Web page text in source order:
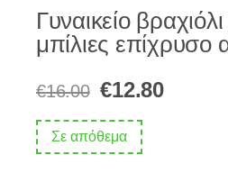
Γυναικείο
μπίλιες επίχρυσο
€16.00 Original
price
was:
€12.80Η
Σε απόθεμα